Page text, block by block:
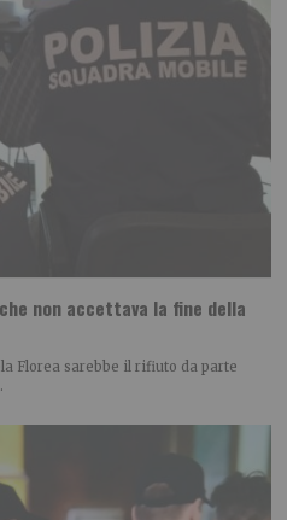
non accettava la fine della
Florea sarebbe il rifiuto da parte